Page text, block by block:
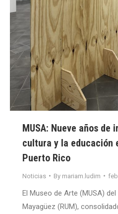
MUSA: Nueve años de
cultura y la educación
Puerto Rico
Noticias By mariam.ludim
El Museo de Arte (MUSA)
Mayagüez (RUM),